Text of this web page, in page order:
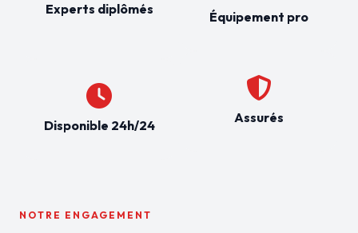
Experts diplômés
Disponible 24h/24
Équipement pro
Assurés
NOTRE ENGAGEMENT